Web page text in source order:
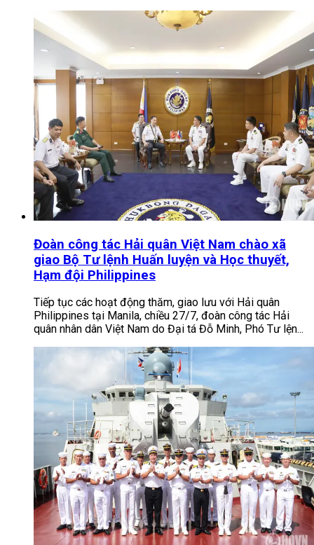
Đoàn công tác Hải quân Việt Nam chào xã
giao Bộ Tư lệnh Huấn luyện và Học thuyết,
Hạm đội Philippines
Tiếp tục các hoạt động thăm, giao lưu với Hải quân
Philippines tại Manila, chiều 27/7, đoàn công tác Hải
quân nhân dân Việt Nam do Đại tá Đỗ Minh, Phó Tư lện...